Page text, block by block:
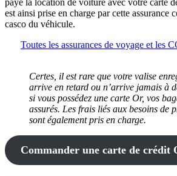
payé la location de voiture avec votre carte
est ainsi prise en charge par cette assurance
casco du véhicule.
Toutes les assurances de voyage et les
Certes, il est rare que votre valise
arrive en retard ou n’arrive jamais à
si vous possédez une carte Or, vos
assurés. Les frais liés aux besoins de
sont également pris en charge.
Commander une carte de crédit